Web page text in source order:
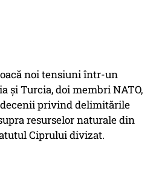
noi tensiuni într-un
și Turcia, doi membri NATO,
privind delimitările
resurselor naturale din
Ciprului divizat.